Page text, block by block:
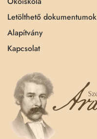
Letölthető dokumentumok
Alapítvány
Kapcsolat